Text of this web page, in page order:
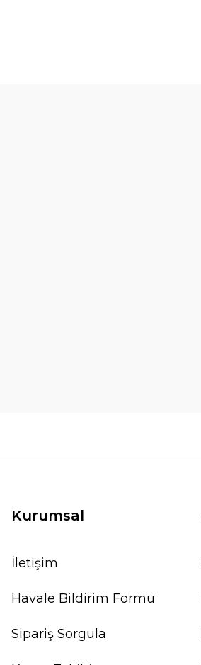
Kurumsal
İletişim
Havale Bildirim Formu
Sipariş Sorgula